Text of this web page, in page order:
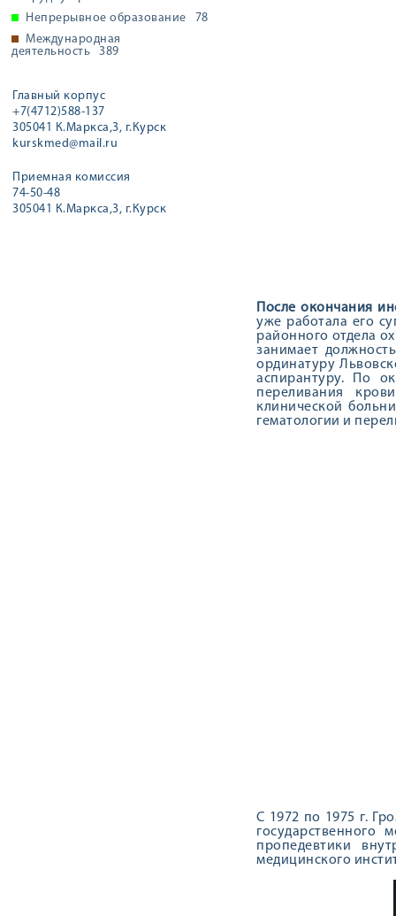
Непрерывное образование
78
Международная
деятельность
389
Главный корпус
+7(4712)588-137
305041 К.Маркса,3, г.Курск
kurskmed@mail.ru
Приемная комиссия
74-50-48
305041 К.Маркса,3, г.Курск
После окончания
уже работала его
районного отдела
занимает
ординатуру
аспирантуру. По
переливания
клинической
гематологии и
С 1972 по 1975 г.
государственного
пропедевтики
медицинского